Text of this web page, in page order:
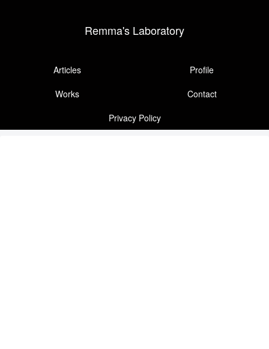
Remma's Laboratory
Articles
Profile
Works
Contact
Privacy Policy